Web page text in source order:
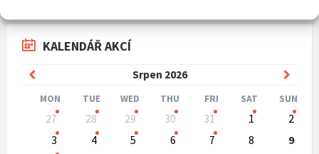
KALENDÁŘ AKCÍ
Srpen 2026
Previous
Month
MON TUE WED THU FRI SAT SUN
calendar
27 28 29 30 31 1
2
3
4 5 6 7 8
9